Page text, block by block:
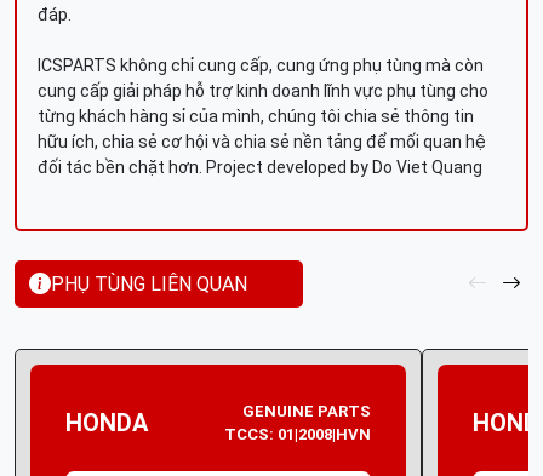
đáp.
ICSPARTS không chỉ cung cấp, cung ứng phụ tùng mà còn
cung cấp giải pháp hỗ trợ kinh doanh lĩnh vực phụ tùng cho
từng khách hàng sỉ của mình, chúng tôi chia sẻ thông tin
hữu ích, chia sẻ cơ hội và chia sẻ nền tảng để mối quan hệ
đối tác bền chặt hơn. Project developed by Do Viet Quang
PHỤ TÙNG LIÊN QUAN
HONDA
GENUINE PARTS
TCCS: 01|2008|HVN